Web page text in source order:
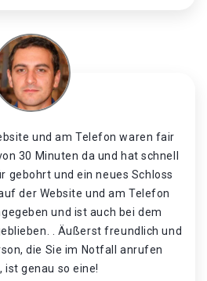
und am Telefon waren fair
30 Minuten da und hat schnell
gebohrt und ein neues Schloss
der Website und am Telefon
und ist auch bei dem
. Äußerst freundlich und
die Sie im Notfall anrufen
ist genau so eine!